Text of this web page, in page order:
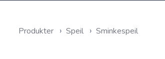
Produkter Speil Sminkespeil